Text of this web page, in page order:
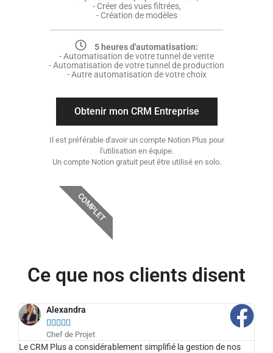
- Créer des vues filtrées,
- Création de modèles
5 heures d'automatisation:
- Automatisation de votre tunnel de vente
- Automatisation de votre tunnel de production
- Autre automatisation de votre choix
Obtenir mon CRM Entreprise
Il est préférable d'avoir un compte Notion Plus pour
l'utilisation en équipe.
Un compte Notion gratuit peut être utilisé en solo.
COMPLET
Ce que nos clients disent
Alexandra

Chef de Projet
Le CRM Plus a considérablement simplifié la gestion de nos